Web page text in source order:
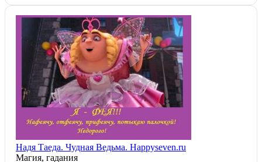
Надя Таеда. Чудная Ведьма. Happyseven.ru
Магия, гадания